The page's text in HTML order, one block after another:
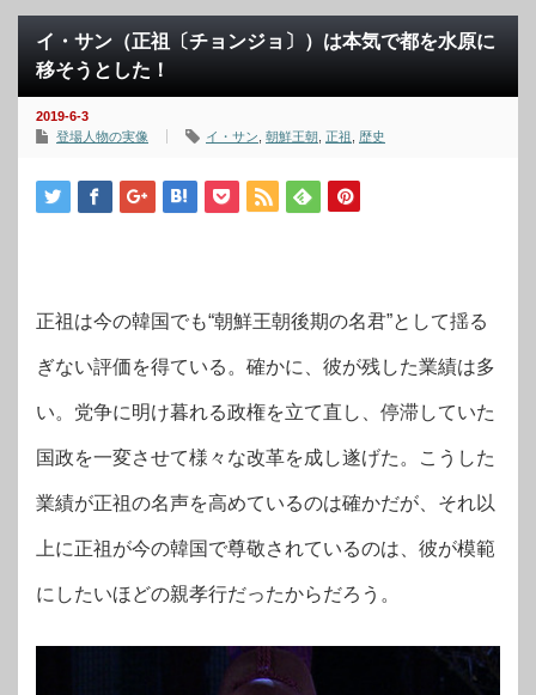
イ・サン（正祖〔チョンジョ〕）は本気で都を水原に
移そうとした！
2019-6-3
登場人物の実像
イ・サン 朝鮮王朝 正祖 歴史
正祖は今の韓国でも“朝鮮王朝後期の名君”として揺る
ぎない評価を得ている。確かに、彼が残した業績は多
い。党争に明け暮れる政権を立て直し、停滞していた
国政を一変させて様々な改革を成し遂げた。こうした
業績が正祖の名声を高めているのは確かだが、それ以
上に正祖が今の韓国で尊敬されているのは、彼が模範
にしたいほどの親孝行だったからだろう。